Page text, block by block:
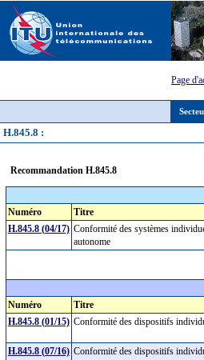
Page
H.845.8 :
Recommandation H.845.8
Numéro
Titre
H.845.8 (04/17) Conformité des systèmes
autonome
Numéro
Titre
H.845.8 (01/15) Conformité des dispositifs
H.845.8 (07/16) Conformité des dispositifs